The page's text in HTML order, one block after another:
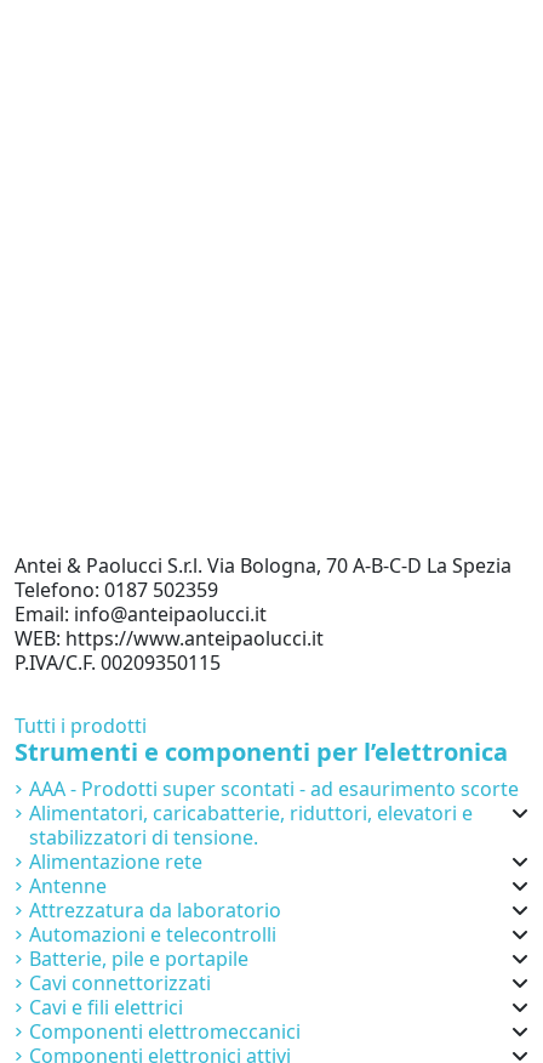
Antei & Paolucci S.r.l. Via Bologna, 70 A-B-C-D La Spezia
Telefono: 0187 502359
Email: info@anteipaolucci.it
WEB: https://www.anteipaolucci.it
P.IVA/C.F. 00209350115
Tutti i prodotti
Strumenti e componenti per l’elettronica
AAA - Prodotti super scontati - ad esaurimento scorte
Alimentatori, caricabatterie, riduttori, elevatori e
stabilizzatori di tensione.
Alimentazione rete
Antenne
Attrezzatura da laboratorio
Automazioni e telecontrolli
Batterie, pile e portapile
Cavi connettorizzati
Cavi e fili elettrici
Componenti elettromeccanici
Componenti elettronici attivi